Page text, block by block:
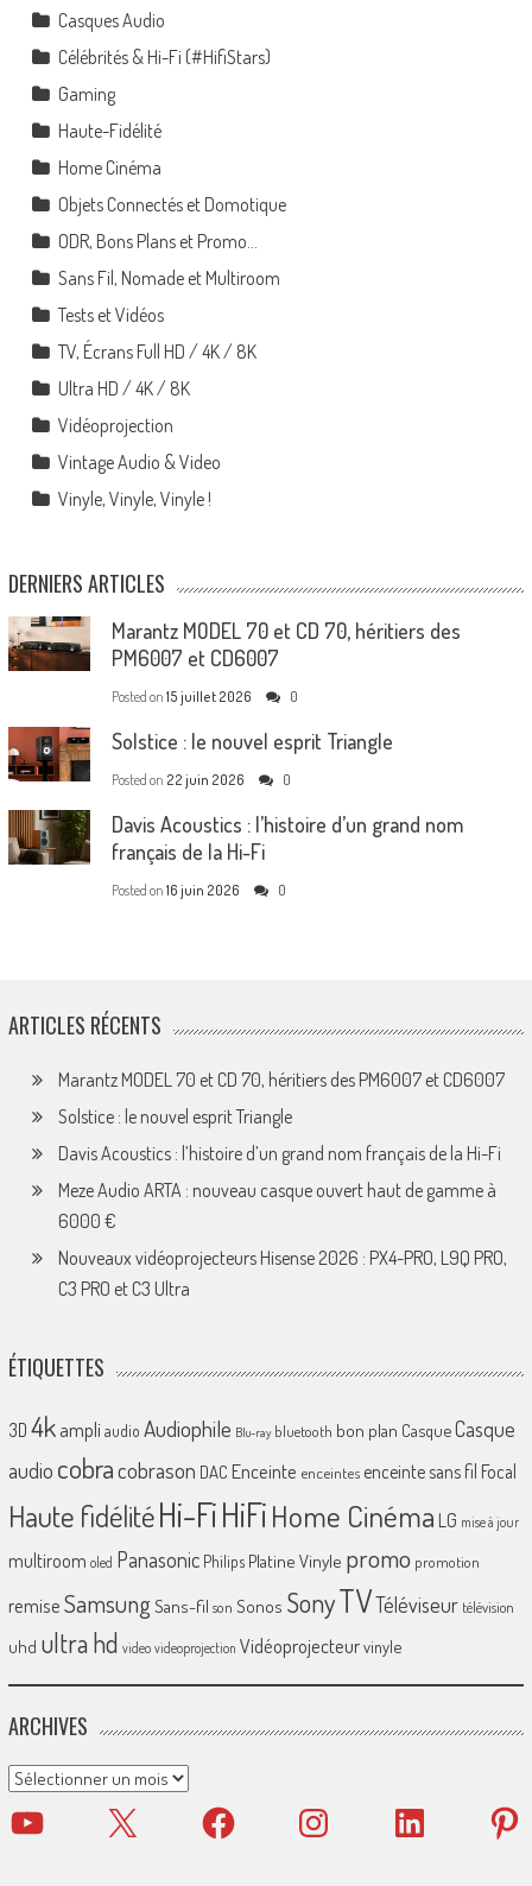
Casques Audio
Célébrités & Hi-Fi (#HifiStars)
Gaming
Haute-Fidélité
Home Cinéma
Objets Connectés et Domotique
ODR, Bons Plans et Promo…
Sans Fil, Nomade et Multiroom
Tests et Vidéos
TV, Écrans Full HD / 4K / 8K
Ultra HD / 4K / 8K
Vidéoprojection
Vintage Audio & Video
Vinyle, Vinyle, Vinyle !
DERNIERS ARTICLES
Marantz MODEL 70 et CD 70, héritiers des
PM6007 et CD6007
Posted on 15 juillet 2026 0
Solstice : le nouvel esprit Triangle
Posted on 22 juin 2026 0
Davis Acoustics : l’histoire d’un grand nom
français de la Hi-Fi
Posted on 16 juin 2026 0
ARTICLES RÉCENTS
Marantz MODEL 70 et CD 70, héritiers des PM6007 et CD6007
Solstice : le nouvel esprit Triangle
Davis Acoustics : l’histoire d’un grand nom français de la Hi-Fi
Meze Audio ARTA : nouveau casque ouvert haut de gamme à
6000 €
Nouveaux vidéoprojecteurs Hisense 2026 : PX4-PRO, L9Q PRO,
C3 PRO et C3 Ultra
ÉTIQUETTES
3D 4k ampliaudio Audiophile Blu-ray bluetooth bon plan CasqueCasque
audio cobracobrason DAC Enceinte enceintes enceinte sans fil Focal
Haute fidélitéHi-FiHiFiHome Cinéma LG mise à jour
multiroom oled Panasonic Philips Platine Vinyle promo promotion
remiseSamsungSans-fil son Sonos SonyTVTéléviseur télévision
uhd ultra hd video videoprojection Vidéoprojecteurvinyle
ARCHIVES
Archives
YouTube X Facebook Instagram LinkedIn